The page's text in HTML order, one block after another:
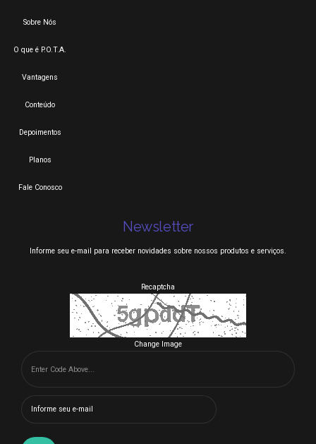
Sobre Nós
O que é P.O.T.A.
Vantagens
Conteúdo
Depoimentos
Planos
Fale Conosco
Newsletter
Informe seu e-mail para receber novidades sobre nossos produtos e serviços.
Recaptcha
Change Image